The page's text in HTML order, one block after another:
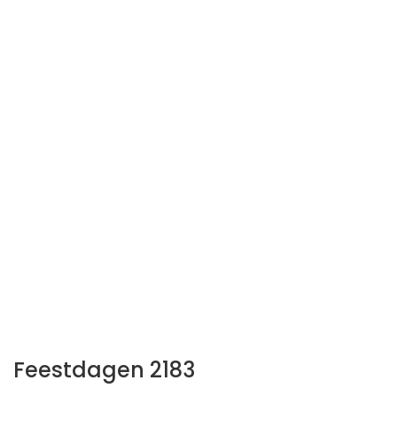
Feestdagen 2183